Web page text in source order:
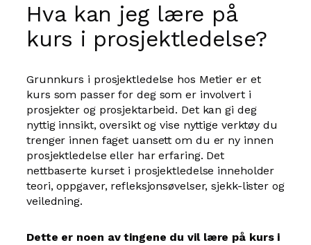
Hva kan jeg lære på
kurs i prosjektledelse?
Grunnkurs i prosjektledelse hos Metier er et
kurs som passer for deg som er involvert i
prosjekter og prosjektarbeid. Det kan gi deg
nyttig innsikt, oversikt og vise nyttige verktøy du
trenger innen faget uansett om du er ny innen
prosjektledelse eller har erfaring. Det
nettbaserte kurset i prosjektledelse inneholder
teori, oppgaver, refleksjonsøvelser, sjekk-lister og
veiledning.
Dette er noen av tingene du vil lære på kurs i